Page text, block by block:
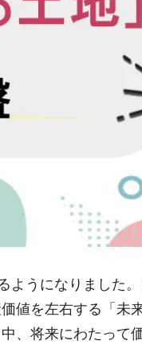
うになりました
値を左右する「未
、将来にわたって